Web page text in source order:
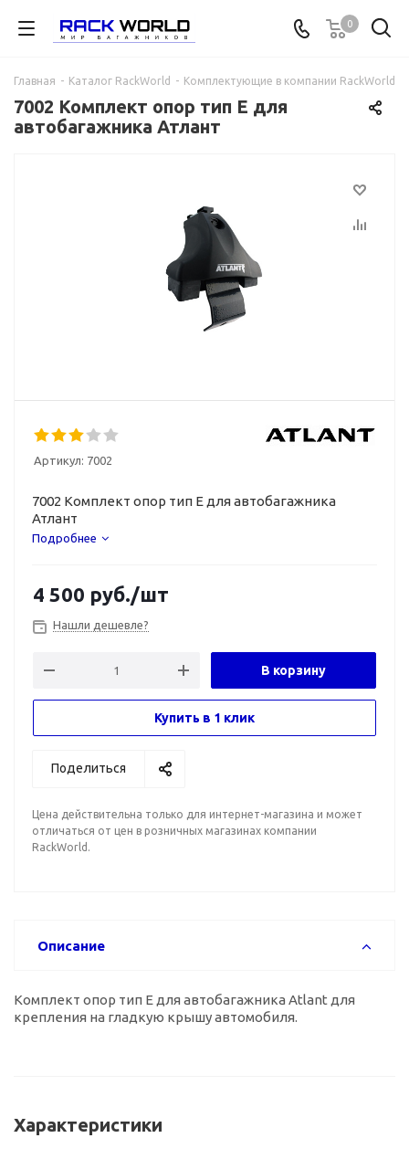
0
Главная - Каталог RackWorld - Комплектующие в компании RackWorld
7002 Комплект опор тип E для
автобагажника Атлант
Артикул: 7002
7002 Комплект опор тип E для автобагажника
Атлант
Подробнее
4 500 руб./шт
Нашли дешевле?
В корзину
Купить в 1 клик
Поделиться
Цена действительна только для интернет-магазина и может
отличаться от цен в розничных магазинах компании
RackWorld.
Описание
Комплект опор тип Е для автобагажника Atlant для
крепления на гладкую крышу автомобиля.
Характеристики